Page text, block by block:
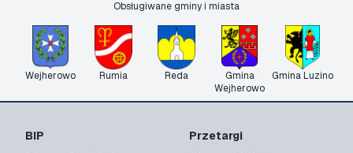
Obsługiwane gminy i miasta
Wejherowo Rumia Reda
Gmina
Wejherowo
Gmina Luzino
BIP
Przetargi